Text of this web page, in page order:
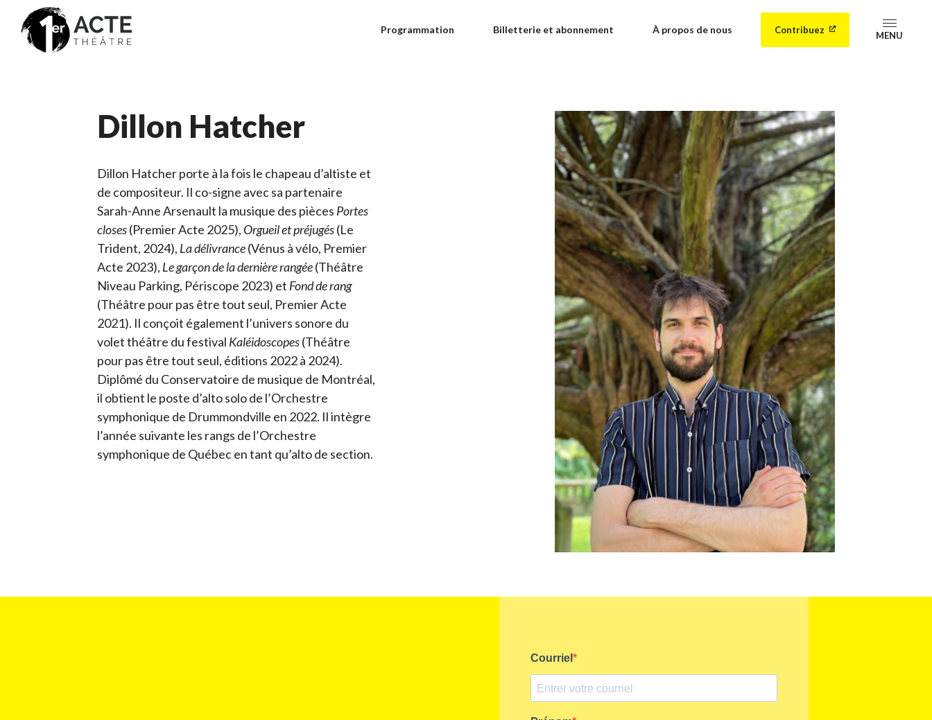
Programmation Billetterie et abonnement À propos de nous Contribuez MENU
Dillon Hatcher
Dillon Hatcher porte à la fois le chapeau d’altiste et
de compositeur. Il co-signe avec sa partenaire
Sarah-Anne Arsenault la musique des pièces Portes
closes(Premier Acte 2025), Orgueil et préjugés(Le
Trident, 2024), La délivrance(Vénus à vélo, Premier
Acte 2023), Le garçon de la dernière rangée(Théâtre
Niveau Parking, Périscope 2023) et Fond de rang
(Théâtre pour pas être tout seul, Premier Acte
2021). Il conçoit également l’univers sonore du
volet théâtre du festival Kaléidoscopes(Théâtre
pour pas être tout seul, éditions 2022 à 2024).
Diplômé du Conservatoire de musique de Montréal,
il obtient le poste d’alto solo de l’Orchestre
symphonique de Drummondville en 2022. Il intègre
l’année suivante les rangs de l’Orchestre
symphonique de Québec en tant qu’alto de section.